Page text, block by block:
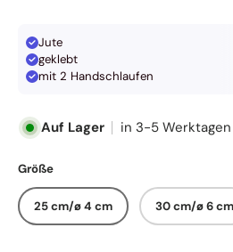
Jute
geklebt
mit 2 Handschlaufen
Auf Lager in 3-5
Größe
25 cm/ø 4 cm 30 cm/ø 6 cm